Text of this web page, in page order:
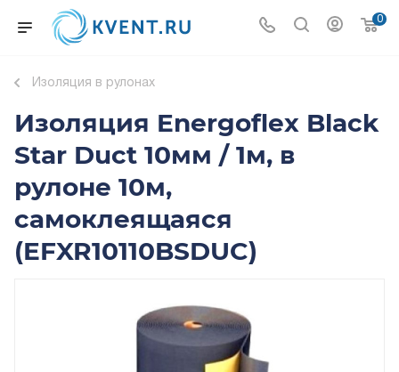
0
Изоляция в рулонах
Изоляция Energoflex Black
Star Duct 10мм / 1м, в
рулоне 10м,
самоклеящаяся
(EFXR10110BSDUC)